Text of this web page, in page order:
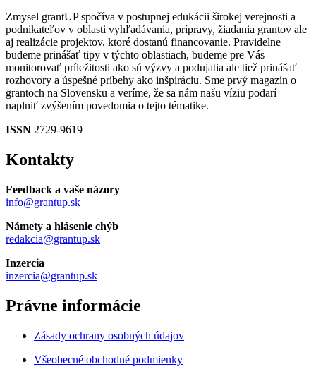
Zmysel grantUP spočíva v postupnej edukácii širokej verejnosti a
podnikateľov v oblasti vyhľadávania, prípravy, žiadania grantov ale
aj realizácie projektov, ktoré dostanú financovanie. Pravidelne
budeme prinášať tipy v týchto oblastiach, budeme pre Vás
monitorovať príležitosti ako sú výzvy a podujatia ale tiež prinášať
rozhovory a úspešné príbehy ako inšpiráciu. Sme prvý magazín o
grantoch na Slovensku a veríme, že sa nám našu víziu podarí
naplniť zvýšením povedomia o tejto tématike.
ISSN 2729-9619
Kontakty
Feedback a vaše názory
info@grantup.sk
Námety a hlásenie chýb
redakcia@grantup.sk
Inzercia
inzercia@grantup.sk
Právne informácie
Zásady ochrany osobných údajov
Všeobecné obchodné podmienky